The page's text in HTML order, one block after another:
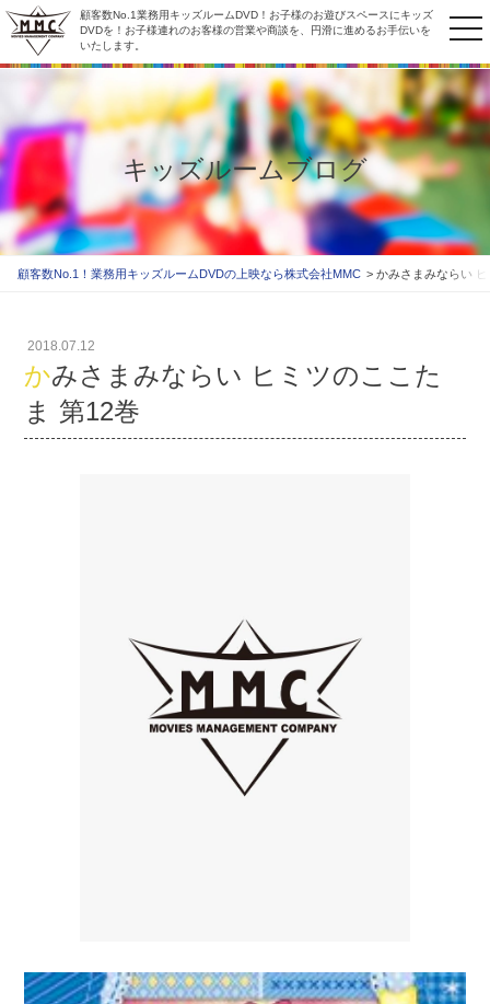
顧客数No.1業務用キッズルームDVD！お子様のお遊びスペースにキッズ
DVDを！お子様連れのお客様の営業や商談を、円滑に進めるお手伝いを
いたします。
キッズルームブログ
顧客数No.1！業務用キッズルームDVDの上映なら株式会社MMC かみさまみならい
2018.07.12
かみさまみならい ヒミツのここた
ま 第12巻